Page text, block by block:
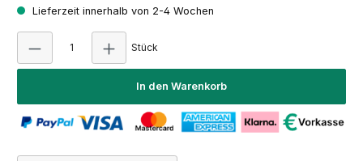
Lieferzeit innerhalb von 2-4 Wochen
Stück
In den Warenkorb